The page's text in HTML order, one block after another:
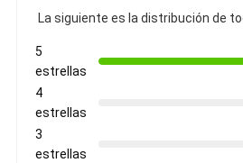
La siguiente es la distribución de
5
estrellas
4
estrellas
3
estrellas